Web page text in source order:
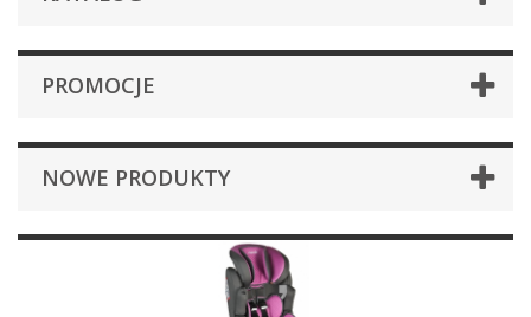
PROMOCJE
NOWE PRODUKTY